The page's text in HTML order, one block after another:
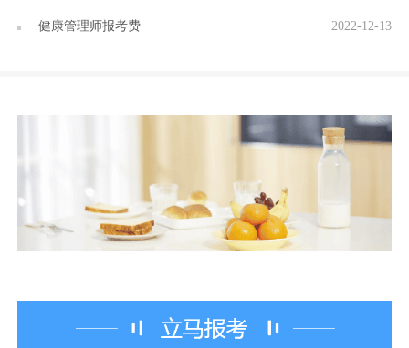
健康管理师报考费 2022-12-13